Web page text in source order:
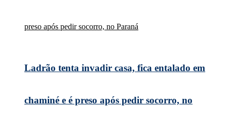
Ladrão tenta invadir casa, fica entalado em
chaminé e é preso após pedir socorro, no